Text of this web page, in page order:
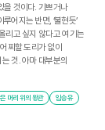
을 것이다. 기쁘거나
어지는 반면, ‘불현듯’
리고 싶지 않다고 여기는
찌할 도리가 없이
것. 아마 대부분의
머리 위의 왕관
임승유